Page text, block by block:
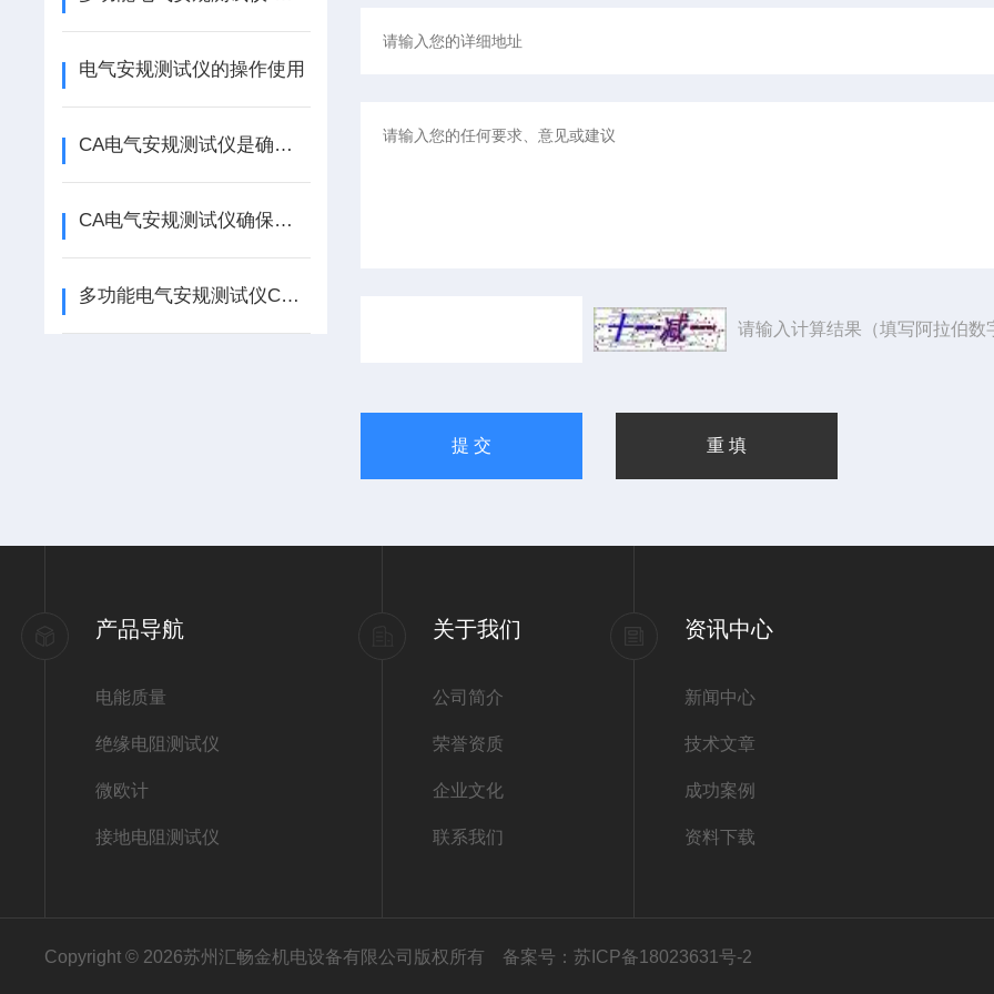
电气安规测试仪的操作使用
CA电气安规测试仪是确保电气安全的工具
CA电气安规测试仪确保电器设备的安全性能
多功能电气安规测试仪CA6165-工作原理
请输入计算结果（填写阿拉伯数
产品导航
电能质量
绝缘电阻测试仪
微欧计
接地电阻测试仪
关于我们
公司简介
荣誉资质
企业文化
联系我们
资讯中心
新闻中心
技术文章
成功案例
资料下载
Copyright © 2026苏州汇畅金机电设备有限公司版权所有 备案号：苏ICP备18023631号-2